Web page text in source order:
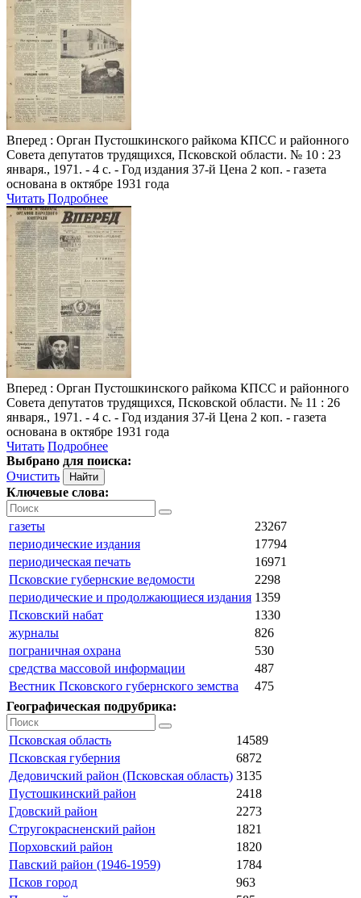
Вперед : Орган Пустошкинского райкома КПСС и районного
Совета депутатов трудящихся, Псковской области. № 10 : 23
января., 1971. - 4 с. - Год издания 37-й Цена 2 коп. - газета
основана в октябре 1931 года
Читать Подробнее
Вперед : Орган Пустошкинского райкома КПСС и районного
Совета депутатов трудящихся, Псковской области. № 11 : 26
января., 1971. - 4 с. - Год издания 37-й Цена 2 коп. - газета
основана в октябре 1931 года
Читать Подробнее
Выбрано для поиска:
Очистить
Ключевые слова:
газеты
23267
периодические издания
17794
периодическая печать
16971
Псковские губернские ведомости
2298
периодические и продолжающиеся издания 1359
Псковский набат
1330
журналы
826
пограничная охрана
530
средства массовой информации
487
Вестник Псковского губернского земства
475
Географическая подрубрика:
Псковская область
14589
Псковская губерния
6872
Дедовичский район (Псковская область) 3135
Пустошкинский район
2418
Гдовский район
2273
Стругокрасненский район
1821
Порховский район
1820
Павский район (1946-1959)
1784
Псков город
963